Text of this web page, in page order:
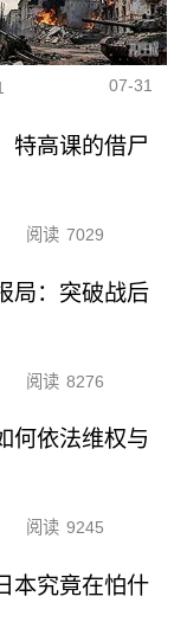
07-31
特高课的借尸
阅读 7029
局：突破战后
阅读 8276
何依法维权与
阅读 9245
本究竟在怕什